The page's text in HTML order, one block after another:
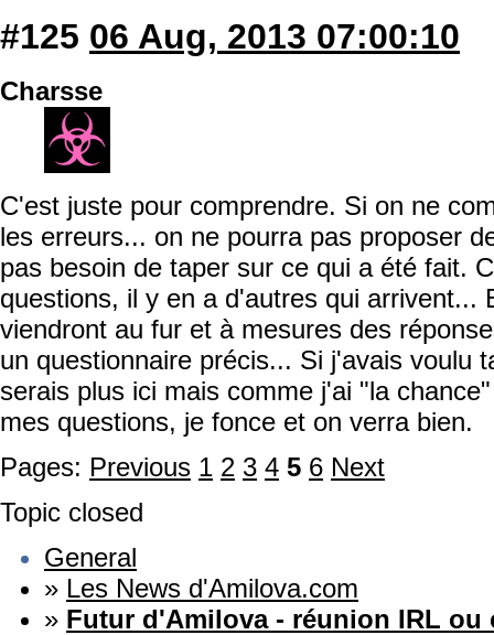
#125 06 Aug, 2013 07:00:10
Charsse
C'est juste pour comprendre. Si on ne
les erreurs... on ne pourra pas proposer
pas besoin de taper sur ce qui a été fait.
questions, il y en a d'autres qui arrivent...
viendront au fur et à mesures des
un questionnaire précis... Si j'avais voulu
serais plus ici mais comme j'ai "la
mes questions, je fonce et on verra bien.
Pages: Previous 1 2 3 4 5 6 Next
Topic closed
General
» Les News d'Amilova.com
» Futur d'Amilova - réunion IRL ou